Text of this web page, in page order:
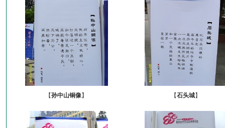
【孙中山铜像】 【石头城】